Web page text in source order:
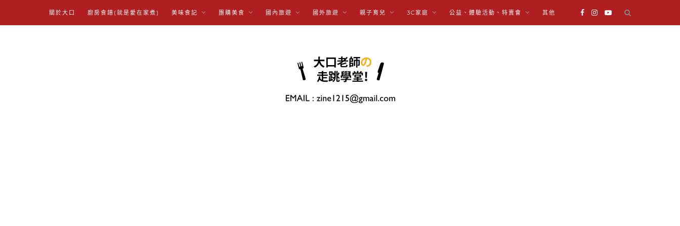
關於大口 廚房食譜(就是愛在家煮) 美味食記 團購美食 國內旅遊 國外旅遊 親子育兒 3C家庭 公益、體驗活動、特賣會 其他